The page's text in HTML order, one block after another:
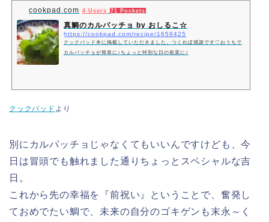
cookpad.com 4 Users 71 Pockets
真鯛のカルパッチョ by おしるこ☆
https://cookpad.com/recipe/1659425
クックパッド本に掲載していただきました。つくれぽ感謝です♡おうちで
カルパッチョが簡単に♪ちょっと特別な日の前菜に♪
クックパッド より
別にカルパッチョじゃなくてもいいんですけども、今
日は冒頭でも触れました通りちょっとスペシャルな吉
日。
これから先の幸福を『前祝い』ということで、奮発し
ておめでたい鯛で、未来の自分のゴキゲンも末永～く